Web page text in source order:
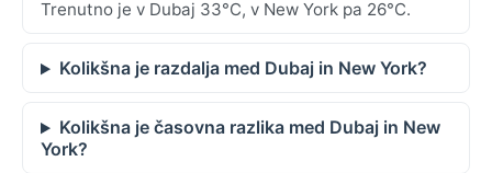
Trenutno je v Dubaj 33°C, v New York pa 26°C.
Kolikšna je razdalja med Dubaj in New York?
Kolikšna je časovna razlika med Dubaj in New
York?